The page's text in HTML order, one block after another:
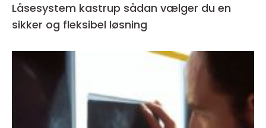
Låsesystem kastrup sådan vælger du en
sikker og fleksibel løsning